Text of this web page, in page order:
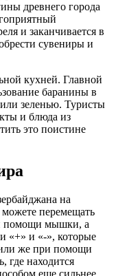
древнего города
и заканчивается в
сувениры и
кухней. Главной
баранины в
зеленью. Туристы
и блюда из
это поистине
на
перемещать
помощи мышки, а
«+» и «-», которые
или же при помощи
где находится